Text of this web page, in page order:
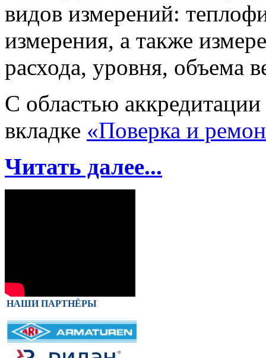
видов измерений:
измерения, а также
расхода, уровня, объема
С областью
вкладке «Поверка и
Читать далее...
НАШИ ПАРТНЁРЫ